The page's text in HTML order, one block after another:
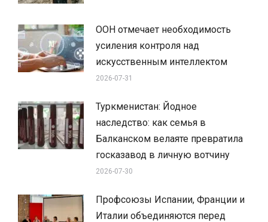
ООН отмечает необходимость
усиления контроля над
искусственным интеллектом
2026-07-31
Туркменистан: Йодное
наследство: как семья в
Балканском велаяте превратила
госказавод в личную вотчину
2026-07-30
Профсоюзы Испании, Франции и
Италии объединяются перед